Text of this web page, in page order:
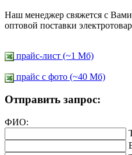
Наш менеджер свяжется с
оптовой поставки
прайс-лист (~1 Мб)
прайс c фото (~40 Мб)
Отправить запрос:
ФИО: